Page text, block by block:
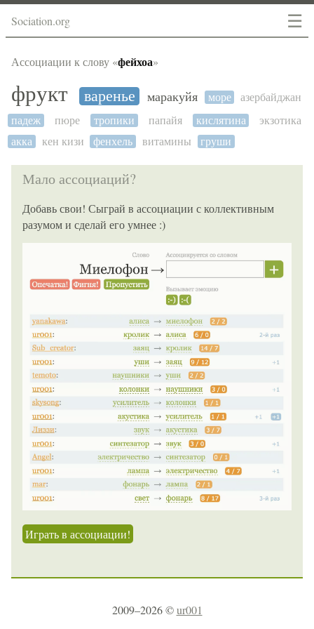
☰
Sociation.org
Ассоциации к слову «фейхоа»
фрукт варенье маракуйя море
азербайджан
падеж
пюре тропики папайя кислятина
экзотика
акка
кен кизи фенхель витамины груши
Мало ассоциаций?
Добавь свои! Сыграй в ассоциации с коллективным
разумом и сделай его умнее :)
Играть в ассоциации!
2009–2026 ©ur001